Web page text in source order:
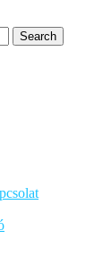
Search